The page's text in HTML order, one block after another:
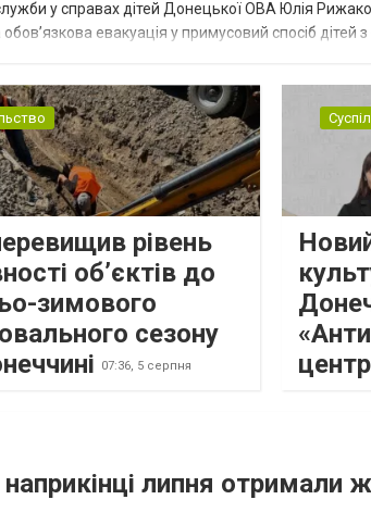
у справах дітей Донецької ОВА Юлія
евакуація у примусовий спосіб
рівень
об’єктів до
зимового
сезону
07:36, 5 серпня
липня отримали